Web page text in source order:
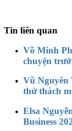
Tin liên quan
Võ Minh
chuyện
Vũ Nguyên
thử thách
Elsa
Business